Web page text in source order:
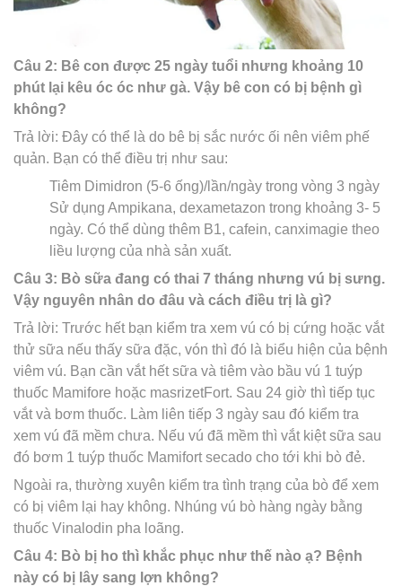
Câu 2: Bê con được 25 ngày tuổi nhưng khoảng 10
phút lại kêu óc óc như gà. Vậy bê con có bị bệnh gì
không?
Trả lời: Đây có thể là do bê bị sắc nước ối nên viêm phế
quản. Bạn có thể điều trị như sau:
Tiêm Dimidron (5-6 ống)/lần/ngày trong vòng 3 ngày
Sử dụng Ampikana, dexametazon trong khoảng 3- 5
ngày. Có thể dùng thêm B1, cafein, canximagie theo
liều lượng của nhà sản xuất.
Câu 3: Bò sữa đang có thai 7 tháng nhưng vú bị sưng.
Vậy nguyên nhân do đâu và cách điều trị là gì?
Trả lời: Trước hết bạn kiểm tra xem vú có bị cứng hoặc vắt
thử sữa nếu thấy sữa đặc, vón thì đó là biểu hiện của bệnh
viêm vú. Bạn cần vắt hết sữa và tiêm vào bầu vú 1 tuýp
thuốc Mamifore hoặc masrizetFort. Sau 24 giờ thì tiếp tục
vắt và bơm thuốc. Làm liên tiếp 3 ngày sau đó kiểm tra
xem vú đã mềm chưa. Nếu vú đã mềm thì vắt kiệt sữa sau
đó bơm 1 tuýp thuốc Mamifort secado cho tới khi bò đẻ.
Ngoài ra, thường xuyên kiểm tra tình trạng của bò để xem
có bị viêm lại hay không. Nhúng vú bò hàng ngày bằng
thuốc Vinalodin pha loãng.
Câu 4: Bò bị ho thì khắc phục như thế nào ạ? Bệnh
này có bị lây sang lợn không?